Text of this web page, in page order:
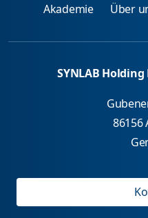
Akademie Über
SYNLAB
86156